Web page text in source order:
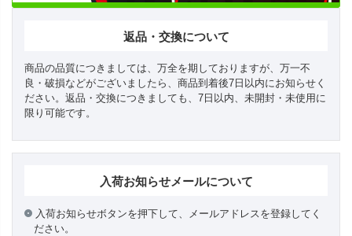
返品・交換について
商品の品質につきましては、万全を期しておりますが、万一不
良・破損などがございましたら、商品到着後7日以内にお知らせく
ださい。返品・交換につきましても、7日以内、未開封・未使用に
限り可能です。
入荷お知らせメールについて
入荷お知らせボタンを押下して、メールアドレスを登録してく
ださい。